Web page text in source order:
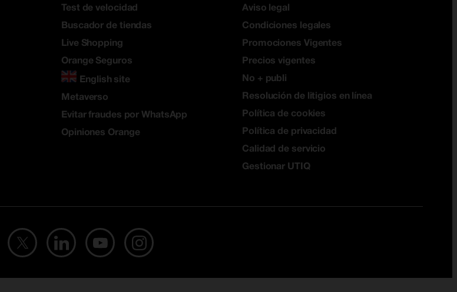
Test de velocidad
Buscador de tiendas
Live Shopping
Orange Seguros
English site
Metaverso
Evitar fraudes por WhatsApp
Opiniones Orange
Aviso legal
Condiciones legales
Promociones Vigentes
Precios vigentes
No + publi
Resolución de litigios en línea
Política de cookies
Política de privacidad
Calidad de servicio
Gestionar UTIQ